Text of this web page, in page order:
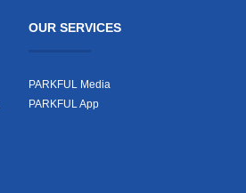
OUR SERVICES
PARKFUL Media
PARKFUL App